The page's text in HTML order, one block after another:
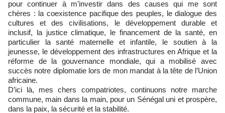
pour continuer à m’investir dans des causes qui me sont
chères : la coexistence pacifique des peuples, le dialogue des
cultures et des civilisations, le développement durable et
inclusif, la justice climatique, le financement de la santé, en
particulier la santé maternelle et infantile, le soutien à la
jeunesse, le développement des infrastructures en Afrique et la
réforme de la gouvernance mondiale, qui a mobilisé avec
succès notre diplomatie lors de mon mandat à la tête de l’Union
africaine.
D’ici là, mes chers compatriotes, continuons notre marche
commune, main dans la main, pour un Sénégal uni et prospère,
dans la paix, la sécurité et la stabilité.